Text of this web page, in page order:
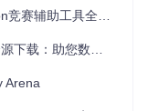
辅助工具全攻略
数学建模一臂之力
Arena